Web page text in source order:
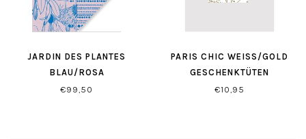
JARDIN DES PLANTES
BLAU/ROSA
GESCHENKPAPIER
€99,50
PARIS CHIC WEISS/GOLD G
ESCHENKTÜTEN
€10,95